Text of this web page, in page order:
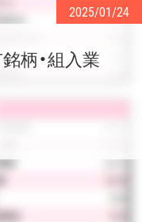
柄・組入業
2025/01/24